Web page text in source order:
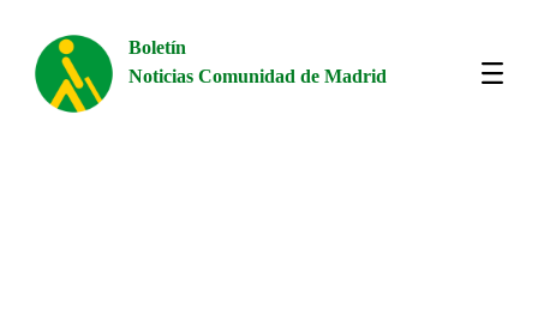
Boletín
Noticias Comunidad de Madrid